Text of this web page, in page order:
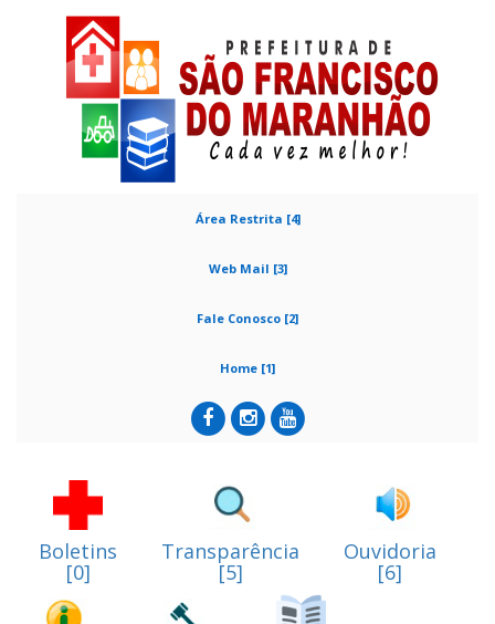
Área Restrita [4]
Web Mail [3]
Fale Conosco [2]
Home [1]
Boletins
[0]
Transparência
[5]
Ouvidoria
[6]